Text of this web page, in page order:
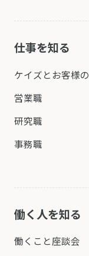
仕事を知る
ケイズとお客様の
営業職
研究職
事務職
働く人を知る
働くこと座談会